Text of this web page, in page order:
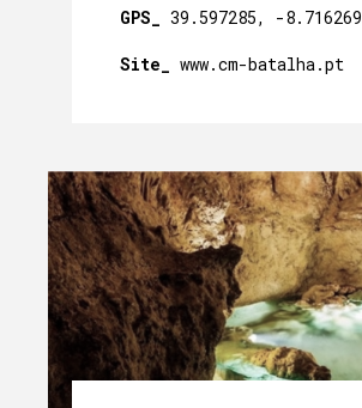
GPS_ 39.597285, -8.716269
Site_ www.cm-batalha.pt